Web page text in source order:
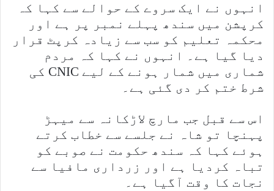
انہوں نے ایک سروے کے حوالے سے کہا کہ
کرپشن میں سندھ پہلے نمبر پر ہے اور
محکمہ تعلیم کو سب سے زیادہ کرپٹ قرار
دیا گیا ہے۔ انہوں نے کہا کہ مردم
شماری میں شمار ہونے کے لیے CNIC کی
شرط ختم کر دی گئی ہے۔
اس سے قبل جب مارچ لاڑکانہ سے میہڑ
پہنچا تو شاہ نے جلسے سے خطاب کرتے
ہوئے کہا کہ سندھ حکومت نے صوبے کو
تباہ کردیا ہے اور زرداری مافیا سے
نجات کا وقت آگیا ہے۔